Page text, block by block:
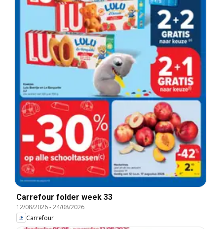
Carrefour folder week 33
12/08/2026-24/08/2026
Carrefour